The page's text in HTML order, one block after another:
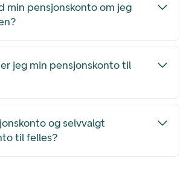
min pensjonskonto om jeg
jeg min pensjonskonto til
og selvvalgt
til felles?